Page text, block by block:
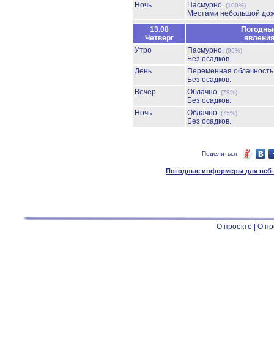
Ночь
Пасмурно. (100%)
Местами небольшой
13.08
Четверг
явления
Утро
Пасмурно. (96%)
Без осадков.
День
Переменная
Без осадков.
Вечер
Облачно. (79%)
Без осадков.
Ночь
Облачно. (75%)
Без осадков.
Поделиться
Погодные информеры для веб-
О проекте О